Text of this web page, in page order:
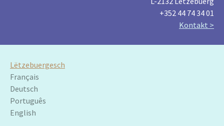
+352 44 74 34 01
Kontakt >
Lëtzebuergesch
Français
Deutsch
Português
English